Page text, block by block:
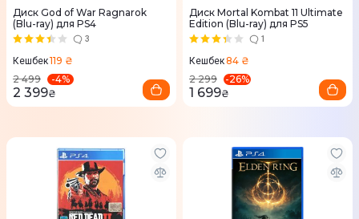
Диск God of War Ragnarok
(Blu-ray) для PS4
3
Кешбек119 ₴
2 499
-4%
2 399₴
Диск Mortal Kombat 11 Ultimate
Edition (Blu-ray) для PS5
1
Кешбек84 ₴
2 299
-26%
1 699₴